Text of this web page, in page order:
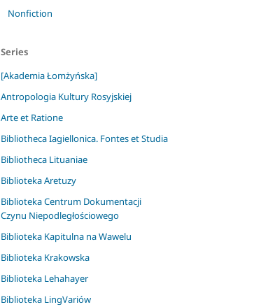
Nonfiction
Series
[Akademia Łomżyńska]
Antropologia Kultury Rosyjskiej
Arte et Ratione
Bibliotheca Iagiellonica. Fontes et Studia
Bibliotheca Lituaniae
Biblioteka Aretuzy
Biblioteka Centrum Dokumentacji
Czynu Niepodległościowego
Biblioteka Kapitulna na Wawelu
Biblioteka Krakowska
Biblioteka Lehahayer
Biblioteka LingVariów